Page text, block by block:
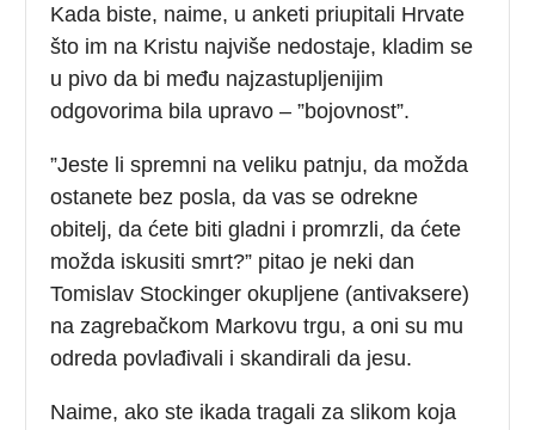
Kada biste, naime, u anketi priupitali Hrvate
što im na Kristu najviše nedostaje, kladim se
u pivo da bi među najzastupljenijim
odgovorima bila upravo – ”bojovnost”.
”Jeste li spremni na veliku patnju, da možda
ostanete bez posla, da vas se odrekne
obitelj, da ćete biti gladni i promrzli, da ćete
možda iskusiti smrt?” pitao je neki dan
Tomislav Stockinger okupljene (antivaksere)
na zagrebačkom Markovu trgu, a oni su mu
odreda povlađivali i skandirali da jesu.
Naime, ako ste ikada tragali za slikom koja